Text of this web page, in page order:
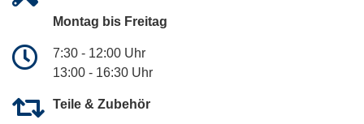
Montag bis Freitag
7:30 - 12:00 Uhr
13:00 - 16:30 Uhr
Teile & Zubehör